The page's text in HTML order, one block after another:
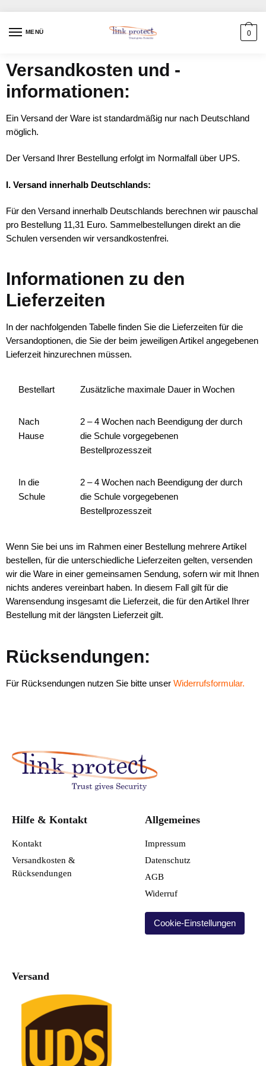
MENÜ 0
Versandkosten und -
informationen:
Ein Versand der Ware ist standardmäßig nur nach Deutschland
möglich.
Der Versand Ihrer Bestellung erfolgt im Normalfall über UPS.
I. Versand innerhalb Deutschlands:
Für den Versand innerhalb Deutschlands berechnen wir pauschal
pro Bestellung 11,31 Euro. Sammelbestellungen direkt an die
Schulen versenden wir versandkostenfrei.
Informationen zu den
Lieferzeiten
In der nachfolgenden Tabelle finden Sie die Lieferzeiten für die
Versandoptionen, die Sie der beim jeweiligen Artikel angegebenen
Lieferzeit hinzurechnen müssen.
Bestellart Zusätzliche maximale Dauer in Wochen
Nach
Hause
2 – 4 Wochen nach Beendigung der durch
die Schule vorgegebenen
Bestellprozesszeit
In die
Schule
2 – 4 Wochen nach Beendigung der durch
die Schule vorgegebenen
Bestellprozesszeit
Wenn Sie bei uns im Rahmen einer Bestellung mehrere Artikel
bestellen, für die unterschiedliche Lieferzeiten gelten, versenden
wir die Ware in einer gemeinsamen Sendung, sofern wir mit Ihnen
nichts anderes vereinbart haben. In diesem Fall gilt für die
Warensendung insgesamt die Lieferzeit, die für den Artikel Ihrer
Bestellung mit der längsten Lieferzeit gilt.
Rücksendungen:
Für Rücksendungen nutzen Sie bitte unser Widerrufsformular.
Hilfe & Kontakt
Kontakt
Versandkosten &
Rücksendungen
Allgemeines
Impressum
Datenschutz
AGB
Widerruf
Cookie-Einstellungen
Versand